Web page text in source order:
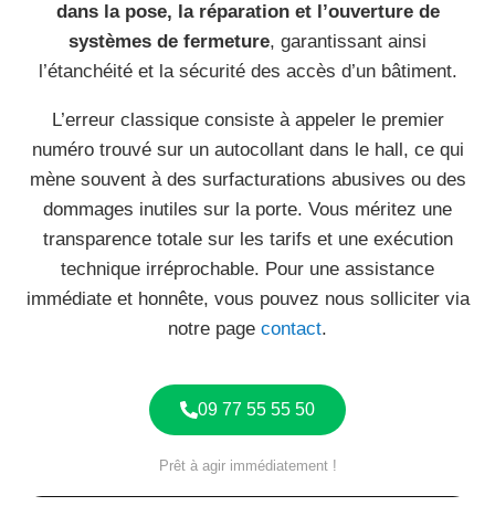
dans la pose, la réparation et l’ouverture de
systèmes de fermeture, garantissant ainsi
l’étanchéité et la sécurité des accès d’un bâtiment.
L’erreur classique consiste à appeler le premier
numéro trouvé sur un autocollant dans le hall, ce qui
mène souvent à des surfacturations abusives ou des
dommages inutiles sur la porte. Vous méritez une
transparence totale sur les tarifs et une exécution
technique irréprochable. Pour une assistance
immédiate et honnête, vous pouvez nous solliciter via
notre page contact.
09 77 55 55 50
Prêt à agir immédiatement !